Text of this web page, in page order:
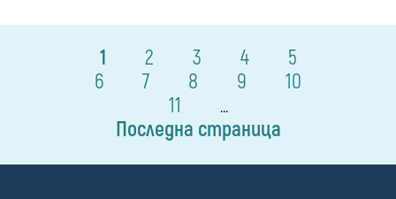
1 2 3 4
5
6
7 8 9
10
11
...
Последна страница